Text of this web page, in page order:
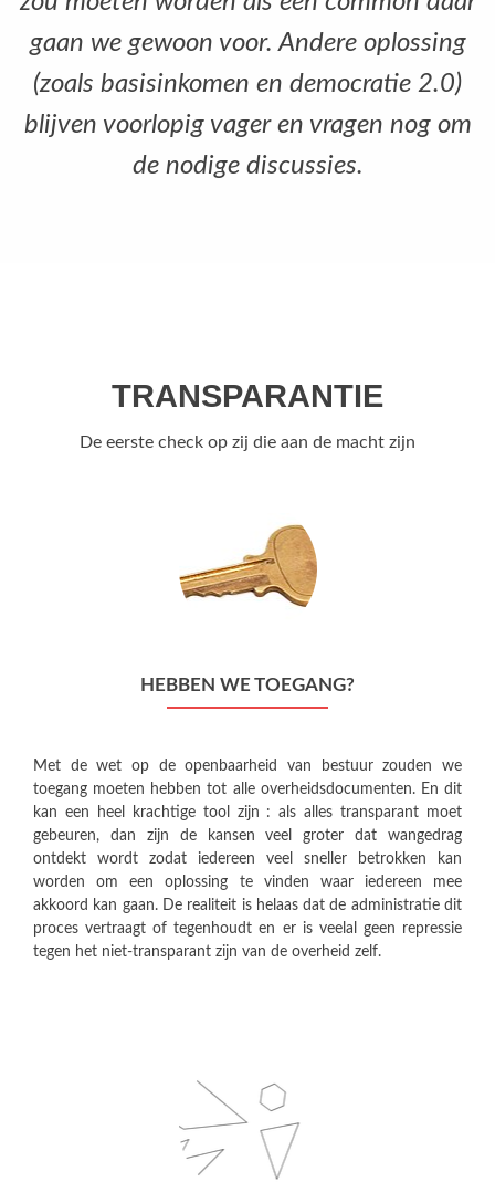
gaan we gewoon voor. Andere oplossing
(zoals basisinkomen en democratie 2.0)
blijven voorlopig vager en vragen nog om
de nodige discussies.
TRANSPARANTIE
De eerste check op zij die aan de macht zijn
HEBBEN WE TOEGANG?
Met de wet op de openbaarheid van bestuur zouden we
toegang moeten hebben tot alle overheidsdocumenten. En dit
kan een heel krachtige tool zijn : als alles transparant moet
gebeuren, dan zijn de kansen veel groter dat wangedrag
ontdekt wordt zodat iedereen veel sneller betrokken kan
worden om een oplossing te vinden waar iedereen mee
akkoord kan gaan. De realiteit is helaas dat de administratie dit
proces vertraagt of tegenhoudt en er is veelal geen repressie
tegen het niet-transparant zijn van de overheid zelf.